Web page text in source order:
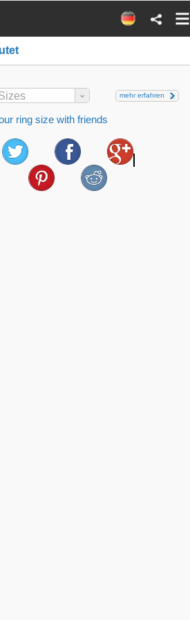
mehr erfahren
ring size with friends